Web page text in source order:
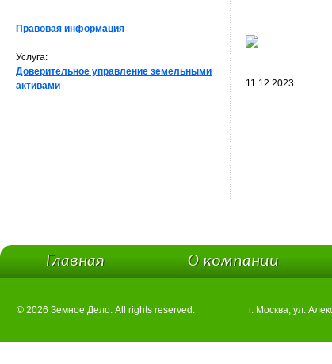
11.12.2023
Правовая информация
Услуга:
Доверительное управление земельными
активами
Главная О компании
© 2026 Земное Дело. All rights reserved. г. Москва, ул.